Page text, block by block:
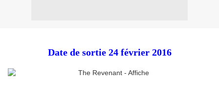
Date de sortie 24 février 2016